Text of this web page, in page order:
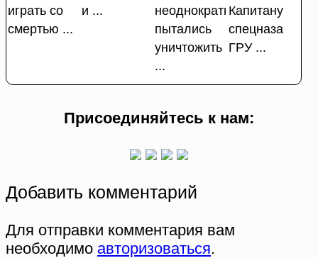
играть со
смертью ...
и ...
неоднократно
пытались
уничтожить
...
Капитану
спецназа
ГРУ ...
Присоединяйтесь к нам:
Добавить комментарий
Для отправки комментария вам
необходимо авторизоваться.